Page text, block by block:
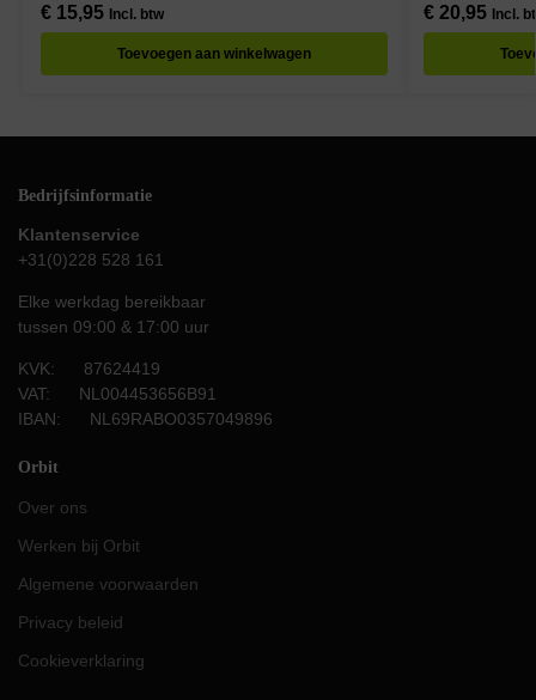
€15,95 Incl. btw
Toevoegen aan winkelwagen
€20,95 Incl.
Bedrijfsinformatie
Klantenservice
+31(0)228 528 161
Elke werkdag bereikbaar
tussen 09:00 & 17:00 uur
KVK: 87624419
VAT: NL004453656B91
IBAN: NL69RABO0357049896
Orbit
Over ons
Werken bij Orbit
Algemene voorwaarden
Privacy beleid
Cookieverklaring